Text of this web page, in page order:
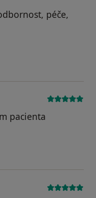
péče,
Pacient
pacienta